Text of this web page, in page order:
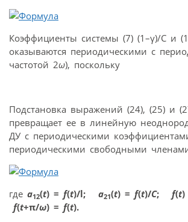
Коэффициенты системы (7) (1–γ)/C и
оказываются периодическими с
частотой 2ω), поскольку
Подстановка выражений (24), (25) и
превращает ее в линейную
ДУ с периодическими
периодическими свободными
где a12(t) = f(t)/l; a21(t) = f(t)/C; f(t)
f(t+π/ω) = f(t).